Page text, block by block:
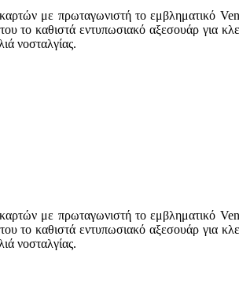
με πρωταγωνιστή το εμβληματικό
το καθιστά εντυπωσιακό αξεσουάρ για
νοσταλγίας.
με πρωταγωνιστή το εμβληματικό
το καθιστά εντυπωσιακό αξεσουάρ για
νοσταλγίας.